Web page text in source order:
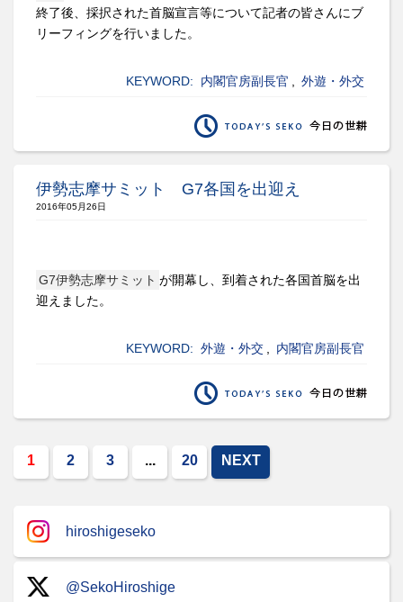
終了後、採択された首脳宣言等について記者の皆さんにブ
リーフィングを行いました。
KEYWORD: 内閣官房副長官 外遊・外交
伊勢志摩サミット G7各国を出迎え
2016年05月26日
G7伊勢志摩サミット が開幕し、到着された各国首脳を出
迎えました。
KEYWORD: 外遊・外交 内閣官房副長官
1 2 3 ... 20 NEXT
hiroshigeseko
@SekoHiroshige